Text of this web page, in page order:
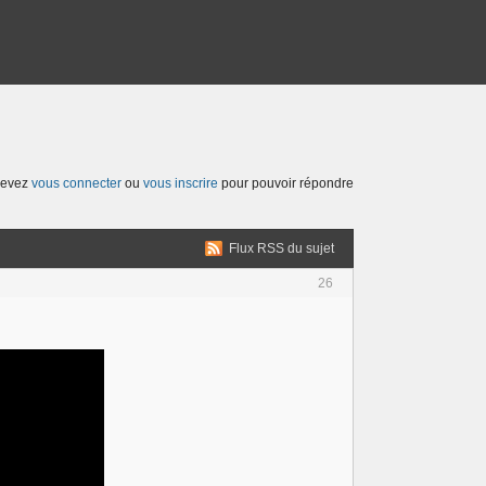
vous connecter ou vous inscrire pour pouvoir répondre
Flux RSS du sujet
26